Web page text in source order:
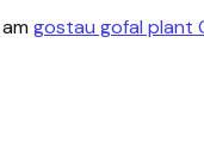
gostau gofal plant